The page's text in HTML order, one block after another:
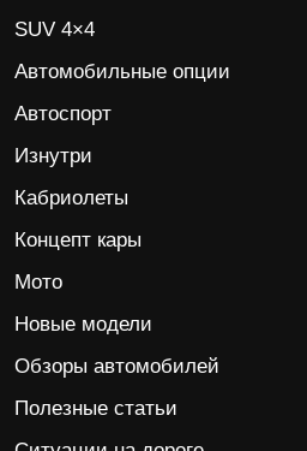
SUV 4×4
Автомобильные опции
Автоспорт
Изнутри
Кабриолеты
Концепт кары
Мото
Новые модели
Обзоры автомобилей
Полезные статьи